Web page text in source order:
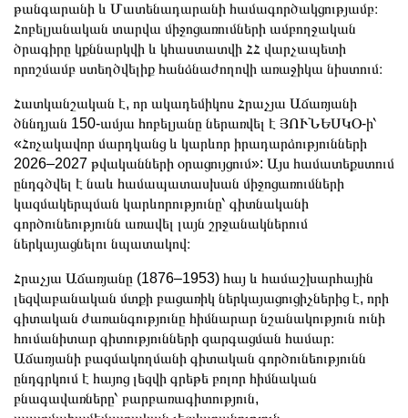
թանգարանի և Մատենադարանի համագործակցությամբ։
Հոբելյանական տարվա միջոցառումների ամբողջական
ծրագիրը կքննարկվի և կհաստատվի ՀՀ վարչապետի
որոշմամբ ստեղծվելիք հանձնաժողովի առաջիկա նիստում։
Հատկանշական է, որ ակադեմիկոս Հրաչյա Աճառյանի
ծննդյան 150-ամյա հոբելյանը ներառվել է ՅՈՒՆԵՍԿՕ-ի՝
«Հռչակավոր մարդկանց և կարևոր իրադարձությունների
2026–2027 թվականների օրացույցում»: Այս համատեքստում
ընդգծվել է նաև համապատասխան միջոցառումների
կազմակերպման կարևորությունը՝ գիտնականի
գործունեությունն առավել լայն շրջանակներում
ներկայացնելու նպատակով։
Հրաչյա Աճառյանը (1876–1953) հայ և համաշխարհային
լեզվաբանական մտքի բացառիկ ներկայացուցիչներից է, որի
գիտական ժառանգությունը հիմնարար նշանակություն ունի
հումանիտար գիտությունների զարգացման համար։
Աճառյանի բազմակողմանի գիտական գործունեությունն
ընդգրկում է հայոց լեզվի գրեթե բոլոր հիմնական
բնագավառները՝ բարբառագիտություն,